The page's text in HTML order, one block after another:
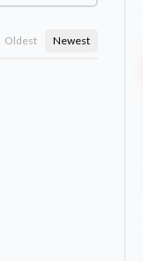
Oldest Newest